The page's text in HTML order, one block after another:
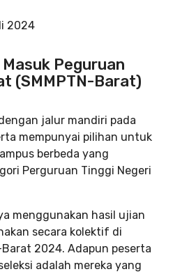
2024
Peguruan
(SMMPTN-Barat)
jalur mandiri pada
mempunyai pilihan untuk
berbeda yang
Perguruan Tinggi Negeri
menggunakan hasil ujian
secara kolektif di
2024. Adapun peserta
adalah mereka yang